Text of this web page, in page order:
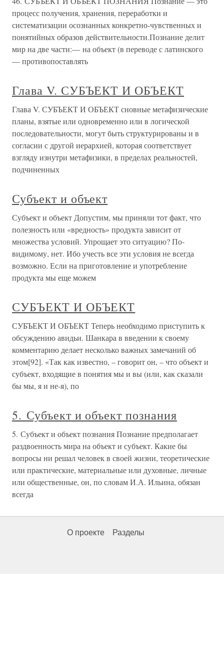
процесс получения, хранения, переработки и
систематизации осознанных конкретно-чувственных и
понятийных образов действительности.Познание делит
мир на две части:— на объект (в переводе с латинского
— противопоставлять
Глава V. СУБЪЕКТ И ОБЪЕКТ
Глава V. СУБЪЕКТ И ОБЪЕКТ сновные метафизические
планы, взятые или одновременно или в логической
последовательности, могут быть структурированы и в
согласии с другой иерархией, которая соответствует
взгляду изнутри метафизики, в пределах реальностей,
подчиненных
Субъект и объект
Субъект и объект Допустим, мы приняли тот факт, что
полезность или «вредность» продукта зависит от
множества условий. Упрощает это ситуацию? По-
видимому, нет. Ибо учесть все эти условия не всегда
возможно. Если на приготовление и употребление
продукта мы еще можем
СУБЪЕКТ И ОБЪЕКТ
СУБЪЕКТ И ОБЪЕКТ Теперь необходимо приступить к
обсуждению авидьи. Шанкара в введении к своему
комментарию делает несколько важных замечаний об
этом[92]. «Так как известно, – говорит он, – что объект и
субъект, входящие в понятия мы и вы (или, как сказали
бы мы, я и не-я), по
5. Субъект и объект познания
5. Субъект и объект познания Познание предполагает
раздвоенность мира на объект и субъект. Какие бы
вопросы ни решал человек в своей жизни, теоретические
или практические, материальные или духовные, личные
или общественные, он, по словам И.А. Ильина, обязан
всегда
О проекте Разделы